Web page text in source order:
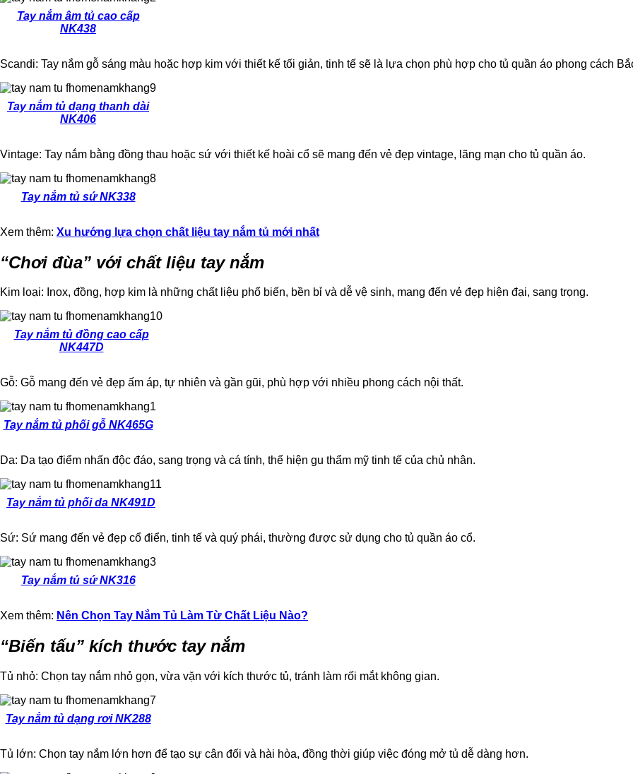
Tay nắm âm tủ cao cấp
NK438
Scandi: Tay nắm gỗ sáng màu hoặc hợp kim với thiết kế tối giản, tinh tế sẽ là lựa chọn phù hợp cho tủ quần áo phong cách
Tay nắm tủ dạng thanh dài
NK406
Vintage: Tay nắm bằng đồng thau hoặc sứ với thiết kế hoài cổ sẽ mang đến vẻ đẹp vintage, lãng mạn cho tủ quần áo.
Tay nắm tủ sứ NK338
Xem thêm: Xu hướng lựa chọn chất liệu tay nắm tủ mới nhất
“Chơi đùa” với chất liệu tay nắm
Kim loại: Inox, đồng, hợp kim là những chất liệu phổ biến, bền bỉ và dễ vệ sinh, mang đến vẻ đẹp hiện đại, sang trọng.
Tay nắm tủ đồng cao cấp
NK447D
Gỗ: Gỗ mang đến vẻ đẹp ấm áp, tự nhiên và gần gũi, phù hợp với nhiều phong cách nội thất.
Tay nắm tủ phối gỗ NK465G
Da: Da tạo điểm nhấn độc đáo, sang trọng và cá tính, thể hiện gu thẩm mỹ tinh tế của chủ nhân.
Tay nắm tủ phối da NK491D
Sứ: Sứ mang đến vẻ đẹp cổ điển, tinh tế và quý phái, thường được sử dụng cho tủ quần áo cổ.
Tay nắm tủ sứ NK316
Xem thêm: Nên Chọn Tay Nắm Tủ Làm Từ Chất Liệu Nào?
“Biến tấu” kích thước tay nắm
Tủ nhỏ: Chọn tay nắm nhỏ gọn, vừa vặn với kích thước tủ, tránh làm rối mắt không gian.
Tay nắm tủ dạng rơi NK288
Tủ lớn: Chọn tay nắm lớn hơn để tạo sự cân đối và hài hòa, đồng thời giúp việc đóng mở tủ dễ dàng hơn.